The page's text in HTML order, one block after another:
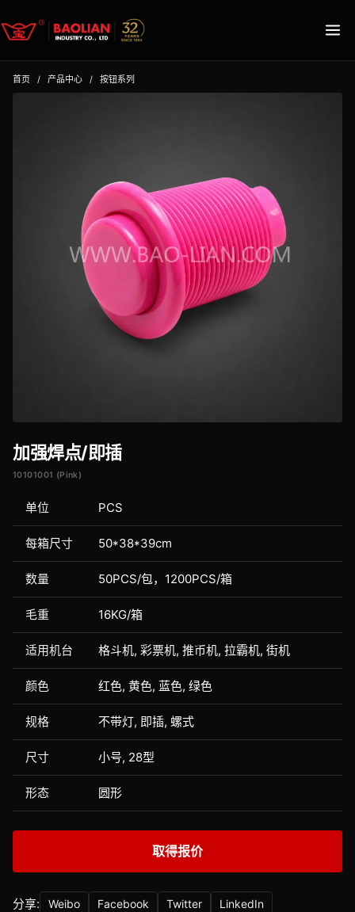
首页 / 产品中心 / 按钮系列
加强焊点/即插
10101001 (Pink)
单位 PCS
每箱尺寸 50*38*39cm
数量 50PCS/包，1200PCS/箱
毛重 16KG/箱
适用机台 格斗机, 彩票机, 推币机, 拉霸机, 街机
颜色 红色, 黄色, 蓝色, 绿色
规格 不带灯, 即插, 螺式
尺寸 小号, 28型
形态 圆形
取得报价
分享: Weibo Facebook Twitter LinkedIn